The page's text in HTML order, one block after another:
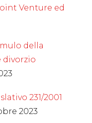
Venture ed
della
divorzio
231/2001
2023